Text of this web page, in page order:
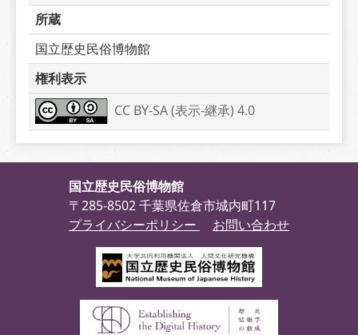
所蔵
国立歴史民俗博物館
権利表示
CC BY-SA (表示-継承) 4.0
国立歴史民俗博物館
〒285-8502 千葉県佐倉市城内町117
プライバシーポリシー
お問い合わせ